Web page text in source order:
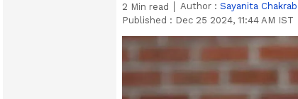
2 Min read Author : Sayanita
Published : Dec 25 2024, 11:44 AM IST